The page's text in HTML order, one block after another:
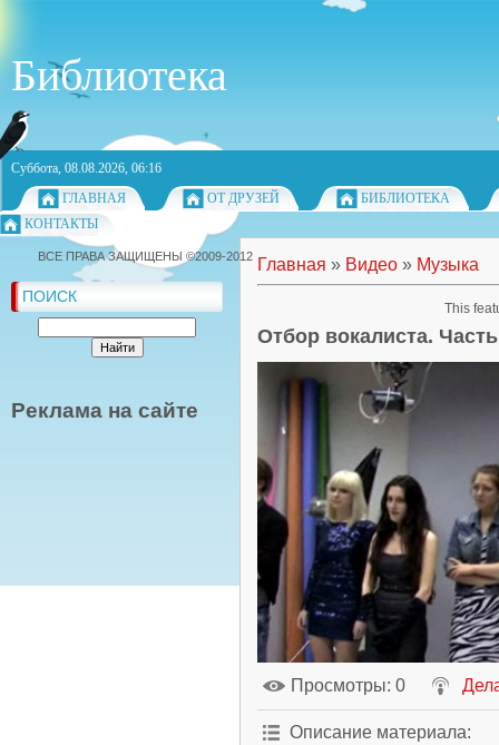
Библиотека
Суббота, 08.08.2026, 06:16
ГЛАВНАЯ
ОТ ДРУЗЕЙ
БИБЛИОТЕКА
КОНТАКТЫ
ПОИСК
Реклама на сайте
Главная » Видео » Музыка
Отбор вокалиста.
Просмотры: 0
Описание материала:
ВСЕ ПРАВА ЗАЩИЩЕНЫ ©2009-2012
This